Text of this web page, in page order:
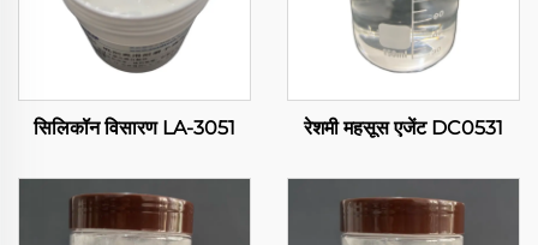
सिलिकॉन विसारण LA-3051 रेशमी महसूस एजेंट DC0531